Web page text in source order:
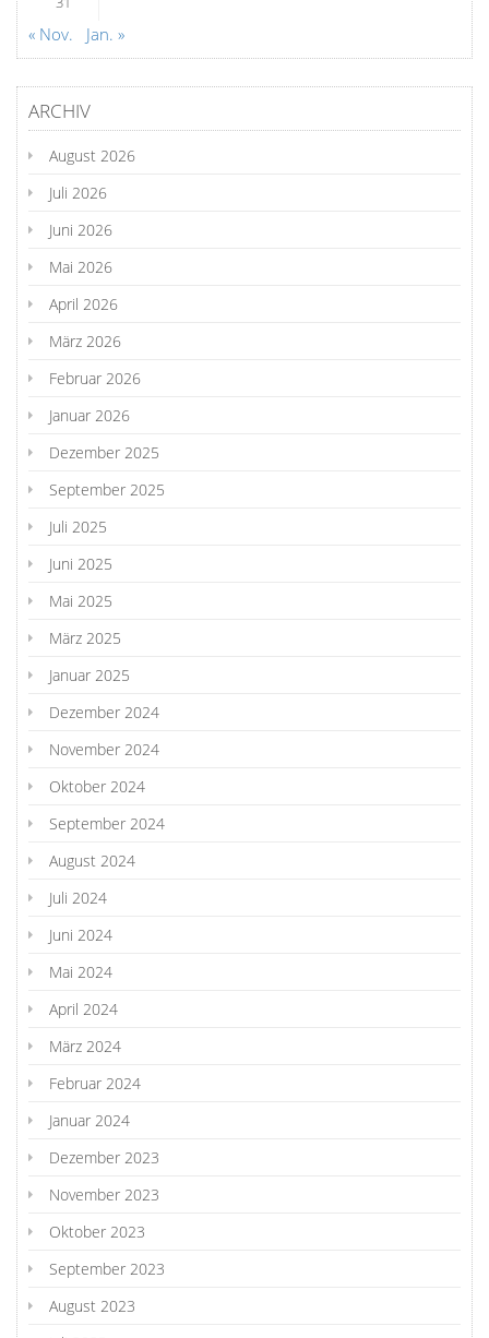
« Nov. Jan. »
ARCHIV
August 2026
Juli 2026
Juni 2026
Mai 2026
April 2026
März 2026
Februar 2026
Januar 2026
Dezember 2025
September 2025
Juli 2025
Juni 2025
Mai 2025
März 2025
Januar 2025
Dezember 2024
November 2024
Oktober 2024
September 2024
August 2024
Juli 2024
Juni 2024
Mai 2024
April 2024
März 2024
Februar 2024
Januar 2024
Dezember 2023
November 2023
Oktober 2023
September 2023
August 2023